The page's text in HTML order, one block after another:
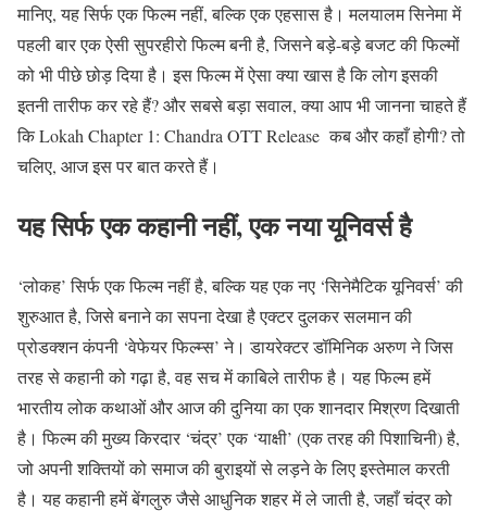
मानिए, यह सिर्फ एक फिल्म नहीं, बल्कि एक एहसास है। मलयालम सिनेमा में
पहली बार एक ऐसी सुपरहीरो फिल्म बनी है, जिसने बड़े-बड़े बजट की फिल्मों
को भी पीछे छोड़ दिया है। इस फिल्म में ऐसा क्या खास है कि लोग इसकी
इतनी तारीफ कर रहे हैं? और सबसे बड़ा सवाल, क्या आप भी जानना चाहते हैं
कि Lokah Chapter 1: Chandra OTT Release कब और कहाँ होगी? तो
चलिए, आज इस पर बात करते हैं।
यह सिर्फ एक कहानी नहीं, एक नया यूनिवर्स है
‘लोकह’ सिर्फ एक फिल्म नहीं है, बल्कि यह एक नए ‘सिनेमैटिक यूनिवर्स’ की
शुरुआत है, जिसे बनाने का सपना देखा है एक्टर दुलकर सलमान की
प्रोडक्शन कंपनी ‘वेफेयर फिल्म्स’ ने। डायरेक्टर डॉमिनिक अरुण ने जिस
तरह से कहानी को गढ़ा है, वह सच में काबिले तारीफ है। यह फिल्म हमें
भारतीय लोक कथाओं और आज की दुनिया का एक शानदार मिश्रण दिखाती
है। फिल्म की मुख्य किरदार ‘चंद्र’ एक ‘याक्षी’ (एक तरह की पिशाचिनी) है,
जो अपनी शक्तियों को समाज की बुराइयों से लड़ने के लिए इस्तेमाल करती
है। यह कहानी हमें बेंगलुरु जैसे आधुनिक शहर में ले जाती है, जहाँ चंद्र को